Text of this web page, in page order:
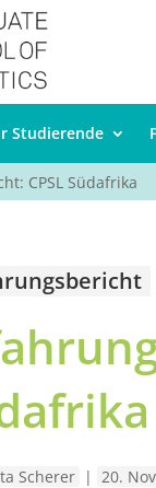
Studierende
CPSL Südafrika
Scherer | 20.